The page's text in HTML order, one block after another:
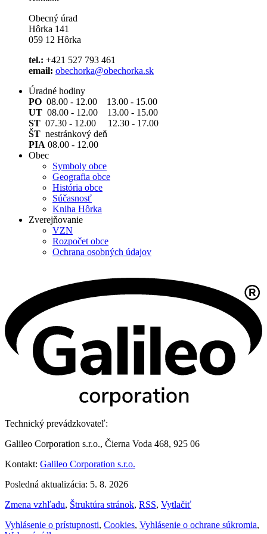
Obecný úrad
Hôrka 141
059 12 Hôrka
tel.: +421 527 793 461
email: obechorka@obechorka.sk
Úradné hodiny
PO 08.00 - 12.00 13.00 - 15.00
UT 08.00 - 12.00 13.00 - 15.00
ST 07.30 - 12.00 12.30 - 17.00
ŠT nestránkový deň
PIA 08.00 - 12.00
Obec
Symboly obce
Geografia obce
História obce
Súčasnosť
Kniha Hôrka
Zverejňovanie
VZN
Rozpočet obce
Ochrana osobných údajov
Technický prevádzkovateľ:
Galileo Corporation s.r.o., Čierna Voda 468, 925 06
Kontakt: Galileo Corporation s.r.o.
Posledná aktualizácia: 5. 8. 2026
Zmena vzhľadu, Štruktúra stránok, RSS, Vytlačiť
Vyhlásenie o prístupnosti, Cookies, Vyhlásenie o ochrane súkromia,